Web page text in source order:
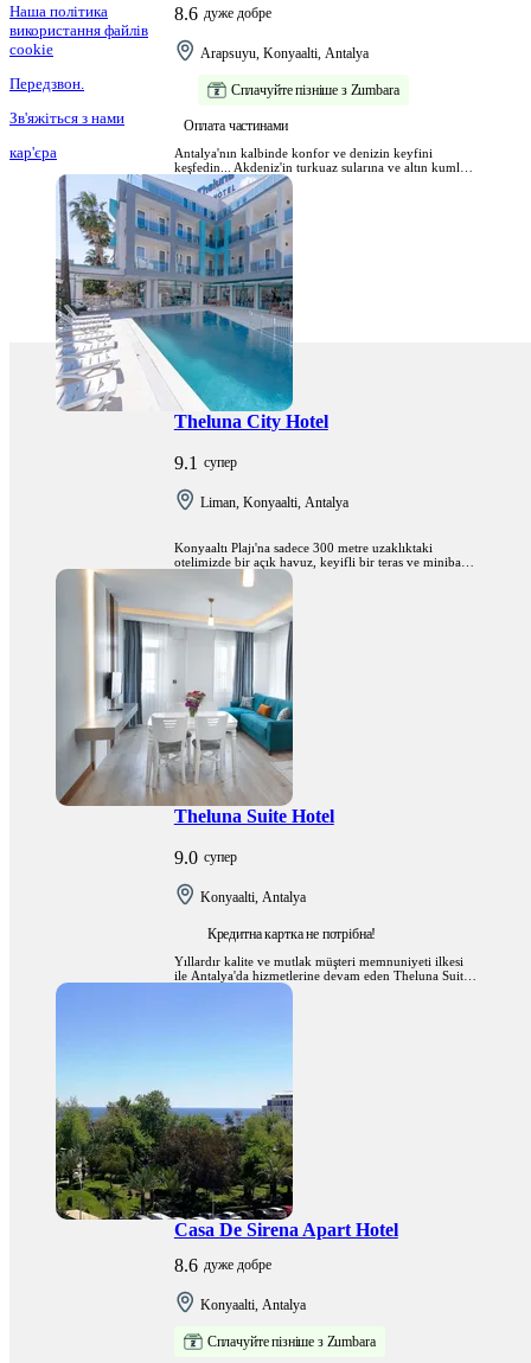
дуже добре
8.6
Arapsuyu, Konyaalti, Antalya
Сплачуйте пізніше з Zumbara
Оплата частинами
Antalya'nın kalbinde konfor ve denizin keyfini
keşfedin... Akdeniz'in turkuaz sularına ve altın kumlu
plajlara sadece 500 metre mesafede yer alan Lemon
Hotel, unutulmaz bir tatil deneyimi arayanlar için ideal
bir seçimdir.
Theluna City Hotel
супер
9.1
Liman, Konyaalti, Antalya
Konyaaltı Plajı'na sadece 300 metre uzaklıktaki
otelimizde bir açık havuz, keyifli bir teras ve minibar
içeren klimalı odalar sunulmaktadır. Tüm alanlarda
ücretsiz Wi-Fi mevcuttur.
Theluna Suite Hotel
супер
9.0
Konyaalti, Antalya
Кредитна картка не потрібна!
Yıllardır kalite ve mutlak müşteri memnuniyeti ilkesi
ile Antalya'da hizmetlerine devam eden Theluna Suite
Hotel, sürekli yenilediği hizmet ağında, fonksiyonelliği
Casa De Sirena Apart Hotel
дуже добре
8.6
Konyaalti, Antalya
Сплачуйте пізніше з Zumbara
Наша політика
використання файлів
cookie
Передзвон.
Зв'яжіться з нами
кар'єра